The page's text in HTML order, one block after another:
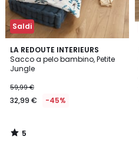
Saldi
LA REDOUTE INTERIEURS
Sacco a pelo bambino, Petite
Jungle
59,99 €
32,99 € -45%
5
/
5
5
/